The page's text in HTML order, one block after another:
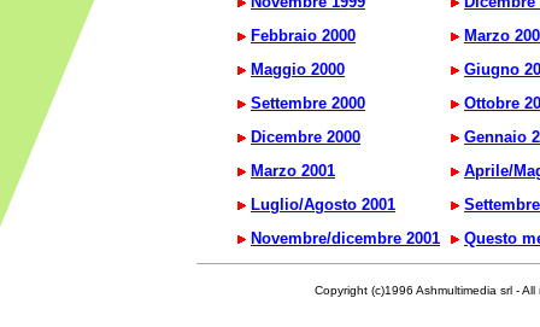
Febbraio 2000
Marzo
Maggio 2000
Giugno
Settembre 2000
Ottobre
Dicembre 2000
Gennaio
Marzo 2001
Aprile/
Luglio/Agosto 2001
Novembre/dicembre 2001
Questo
Copyright (c)1996 Ashmultimedia srl - All